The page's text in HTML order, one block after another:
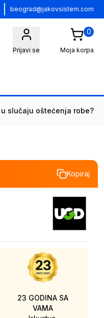
beograd@jakovsistem.com
Prijavi se
0
Moja korpa
u slučaju oštećenja robe?
Kopiraj
23 GODINA SA
VAMA